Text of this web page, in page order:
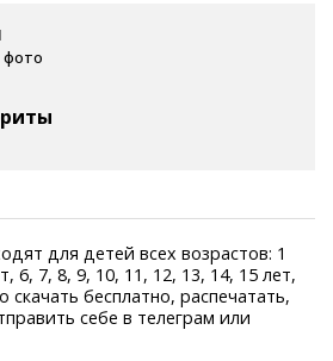
фото
для детей всех возрастов: 1
6, 7, 8, 9, 10, 11, 12, 13, 14, 15 лет,
бесплатно, распечатать,
себе в телеграм или